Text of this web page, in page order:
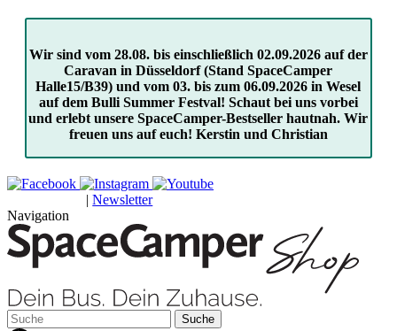
Wir sind vom 28.08. bis einschließlich 02.09.2026 auf der
Caravan in Düsseldorf (Stand SpaceCamper
Halle15/B39) und vom 03. bis zum 06.09.2026 in Wesel
auf dem Bulli Summer Festval! Schaut bei uns vorbei
und erlebt unsere SpaceCamper-Bestseller hautnah. Wir
freuen uns auf euch! Kerstin und Christian
| Newsletter
Navigation
Suche